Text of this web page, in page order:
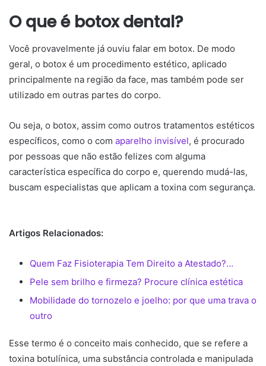
O que é botox dental?
Você provavelmente já ouviu falar em botox. De modo
geral, o botox é um procedimento estético, aplicado
principalmente na região da face, mas também pode ser
utilizado em outras partes do corpo.
Ou seja, o botox, assim como outros tratamentos estéticos
específicos, como o com aparelho invisível, é procurado
por pessoas que não estão felizes com alguma
característica específica do corpo e, querendo mudá-las,
buscam especialistas que aplicam a toxina com segurança.
Artigos Relacionados:
Quem Faz Fisioterapia Tem Direito a Atestado?…
Pele sem brilho e firmeza? Procure clínica estética
Mobilidade do tornozelo e joelho: por que uma trava o
outro
Esse termo é o conceito mais conhecido, que se refere a
toxina botulínica, uma substância controlada e manipulada